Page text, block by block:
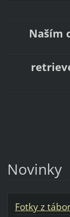
Naším
Novinky
Fotky z